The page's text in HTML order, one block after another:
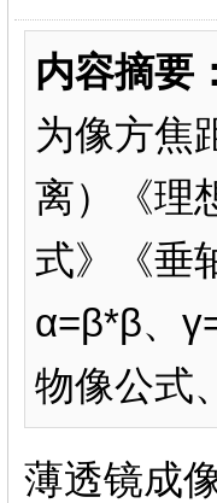
内容摘要：
为像方焦
离）《理
式》《垂
α=β*β、
物像公式
薄透镜成